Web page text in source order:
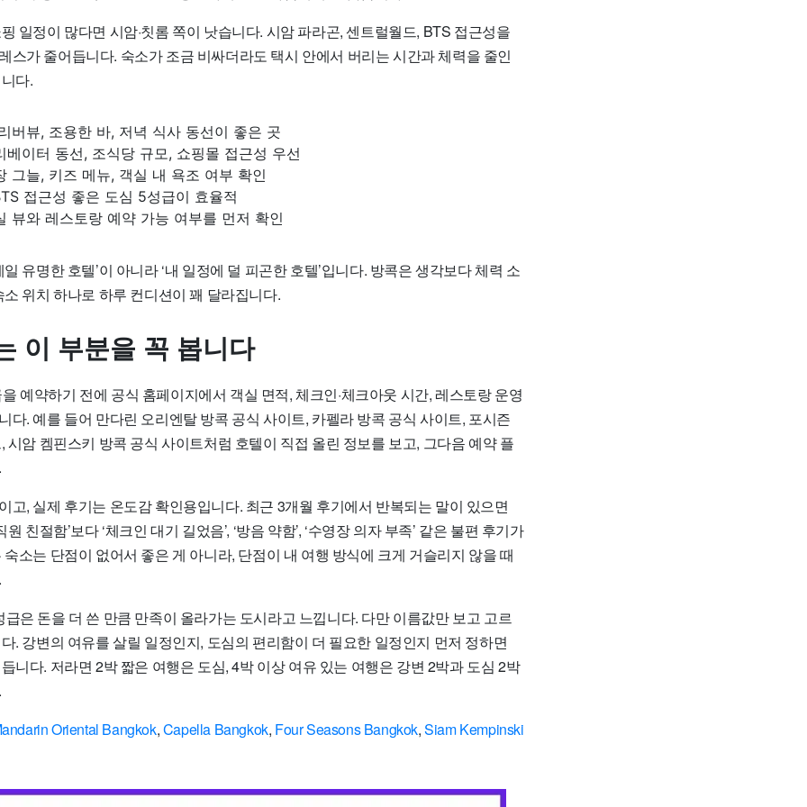
일정이 많다면 시암·칫롬 쪽이 낫습니다. 시암 파라곤, 센트럴월드, BTS 접근성을
스가 줄어듭니다. 숙소가 조금 비싸더라도 택시 안에서 버리는 시간과 체력을 줄인
다.
버뷰, 조용한 바, 저녁 식사 동선이 좋은 곳
베이터 동선, 조식당 규모, 쇼핑몰 접근성 우선
그늘, 키즈 메뉴, 객실 내 욕조 여부 확인
접근성 좋은 도심 5성급이 효율적
뷰와 레스토랑 예약 가능 여부를 먼저 확인
유명한 호텔’이 아니라 ‘내 일정에 덜 피곤한 호텔’입니다. 방콕은 생각보다 체력 소
위치 하나로 하루 컨디션이 꽤 달라집니다.
이 부분을 꼭 봅니다
예약하기 전에 공식 홈페이지에서 객실 면적, 체크인·체크아웃 시간, 레스토랑 운영
다. 예를 들어 만다린 오리엔탈 방콕 공식 사이트, 카펠라 방콕 공식 사이트, 포시즌
시암 켐핀스키 방콕 공식 사이트처럼 호텔이 직접 올린 정보를 보고, 그다음 예약 플
고, 실제 후기는 온도감 확인용입니다. 최근 3개월 후기에서 반복되는 말이 있으면
친절함’보다 ‘체크인 대기 길었음’, ‘방음 약함’, ‘수영장 의자 부족’ 같은 불편 후기가
소는 단점이 없어서 좋은 게 아니라, 단점이 내 여행 방식에 크게 거슬리지 않을 때
은 돈을 더 쓴 만큼 만족이 올라가는 도시라고 느낍니다. 다만 이름값만 보고 고르
. 강변의 여유를 살릴 일정인지, 도심의 편리함이 더 필요한 일정인지 먼저 정하면
니다. 저라면 2박 짧은 여행은 도심, 4박 이상 여유 있는 여행은 강변 2박과 도심 2박
Oriental Bangkok,Capella Bangkok, Four Seasons Bangkok,Siam Kempinski